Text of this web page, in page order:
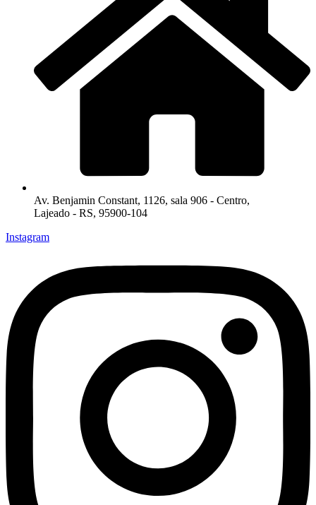
Av. Benjamin Constant, 1126, sala 906 - Centro,
Lajeado - RS, 95900-104
Instagram